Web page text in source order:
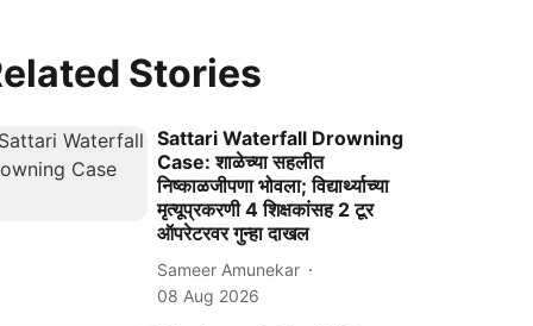
Stories
Sattari Waterfall Drowning
Case: शाळेच्या सहलीत
निष्काळजीपणा भोवला; विद्यार्थ्याच्या
मृत्यूप्रकरणी 4 शिक्षकांसह 2 टूर
ऑपरेटरवर गुन्हा दाखल
Sameer Amunekar
08 Aug 2026